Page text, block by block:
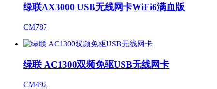
绿联AX3000 USB无线网卡WiFi6满血版
CM787
绿联 AC1300双频免驱USB无线网卡
CM492